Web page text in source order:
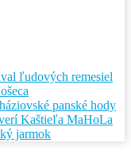
ľudových remesiel
panské hody
Kaštieľa MaHoLa
jarmok